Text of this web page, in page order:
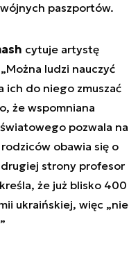
paszportów.
cytuje artystę
ludzi nauczyć
ich do niego zmuszać
że wspomniana
pozwala na
obawia się o
strony profesor
że już blisko 400
ukraińskiej, więc „nie